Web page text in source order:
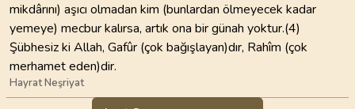
mikdârını) aşıcı olmadan kim (bunlardan ölmeyecek kadar
yemeye) mecbur kalırsa, artık ona bir günah yoktur.(4)
Şübhesiz ki Allah, Gafûr (çok bağışlayan)dır, Rahîm (çok
merhamet eden)dir.
Hayrat Neşriyat